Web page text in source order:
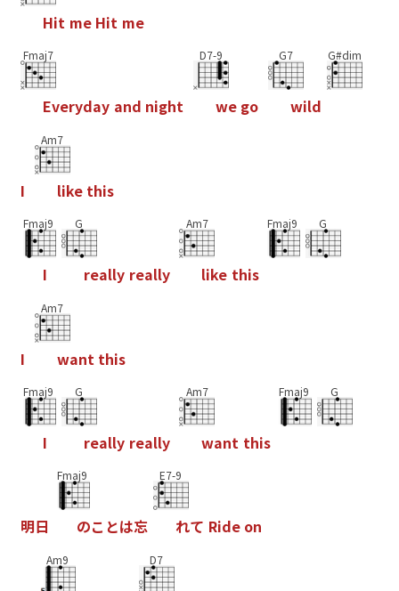
Hit me Hit me
Fmaj7
Everyday and night
D7-9
we go
G7
wild
G#dim
I
Am7
like this
Fmaj9
I
G
really really
Am7
like this
Fmaj9 G
I
Am7
want this
Fmaj9
I
G
really really
Am7
want this
Fmaj9 G
明日
Fmaj9
のこ とは忘
E7-9
れて Ride on
Am9 D7